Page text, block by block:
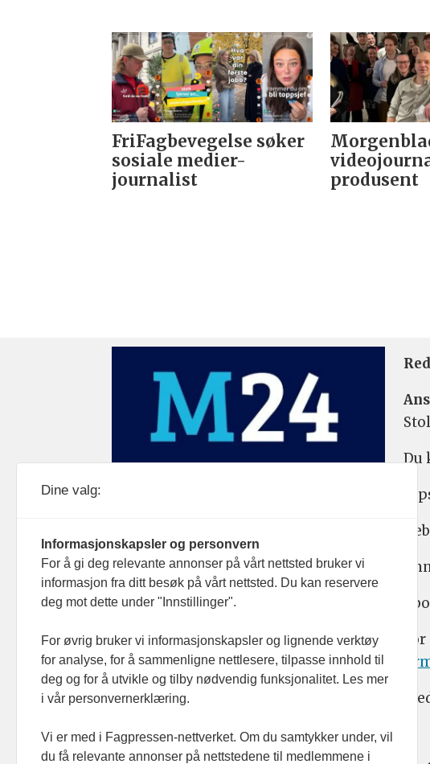
FriFagbevegelse søker
sosiale medier-
journalist
produsent
Du
Dine valg:
Informasjonskapsler og personvern
For å gi deg relevante annonser på vårt nettsted bruker vi
informasjon fra ditt besøk på vårt nettsted. Du kan reservere
deg mot dette under "Innstillinger".
For øvrig bruker vi informasjonskapsler og lignende verktøy
for analyse, for å sammenligne nettlesere, tilpasse innhold til
deg og for å utvikle og tilby nødvendig funksjonalitet. Les mer
i vår personvernerklæring.
Vi er med i Fagpressen-nettverket. Om du samtykker under, vil
du få relevante annonser på nettstedene til medlemmene i